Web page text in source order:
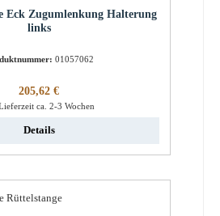
Eck Zugumlenkung Halterung
links
01057062
Regulärer Preis:
205,62 €
ca. 2-3 Wochen
Details